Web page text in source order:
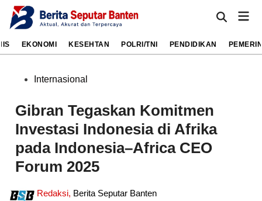
Skip
Open
EKONOMI KESEHTAN POLRI/TNI PENDIDIKAN
PostedInternasional
Gibran Tegaskan Komitmen
Investasi Indonesia di Afrika
pada Indonesia–Africa CEO
Forum 2025
Redaksi, Berita Seputar Banten